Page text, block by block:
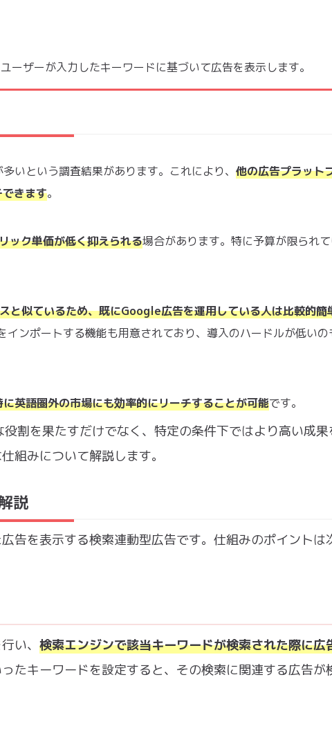
ーザーが入力したキーワードに基づいて広告を表示します。
いという調査結果があります。これにより、他の広告プラット
きます。
ック単価が低く抑えられる場合があります。特に予算が限られ
と似ているため、既にGoogle広告を運用している人は比較的簡
インポートする機能も用意されており、導入のハードルが低いの
に英語圏外の市場にも効率的にリーチすることが可能です。
割を果たすだけでなく、特定の条件下ではより高い成果
組みについて解説します。
説
告を表示する検索連動型広告です。仕組みのポイントは
い、 検索エンジンで該当キーワードが検索された際に広
たキーワードを設定すると、その検索に関連する広告が